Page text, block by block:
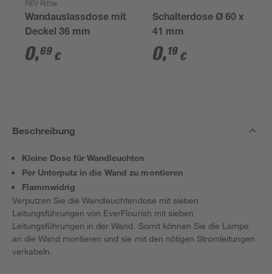
REV Ritter
Wandauslassdose mit
Deckel 36 mm
0,69 €
Schalterdose Ø 60 x
41 mm
0,19 €
Beschreibung
Kleine Dose für Wandleuchten
Per Unterputz in die Wand zu montieren
Flammwidrig
Verputzen Sie die Wandleuchtendose mit sieben
Leitungsführungen von EverFlourish mit sieben
Leitungsführungen in der Wand. Somit können Sie die Lampe
an die Wand montieren und sie mit den nötigen Stromleitungen
verkabeln.